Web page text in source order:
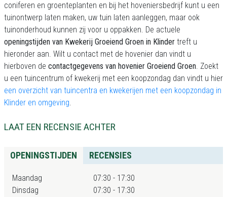
coniferen en groenteplanten en bij het hoveniersbedrijf kunt u een
tuinontwerp laten maken, uw tuin laten aanleggen, maar ook
tuinonderhoud kunnen zij voor u oppakken. De actuele
openingstijden van Kwekerij Groeiend Groen in Klinder treft u
hieronder aan. Wilt u contact met de hovenier dan vindt u
hierboven de contactgegevens van hovenier Groeiend Groen. Zoekt
u een tuincentrum of kwekerij met een koopzondag dan vindt u hier
een overzicht van tuincentra en kwekerijen met een koopzondag in
Klinder en omgeving.
LAAT EEN RECENSIE ACHTER
OPENINGSTIJDEN RECENSIES
Maandag
07:30 - 17:30
Dinsdag
07:30 - 17:30